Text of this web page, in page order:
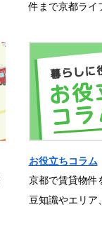
件まで京都ライ
お役立ちコラム
京都で賃貸物件
豆知識やエリア